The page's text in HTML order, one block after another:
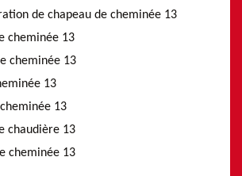
de chapeau de cheminée 13
cheminée 13
cheminée 13
13
13
chaudière 13
cheminée 13